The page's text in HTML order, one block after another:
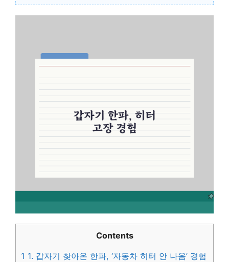
Contents
1 1. 갑자기 찾아온 한파, ‘자동차 히터 안 나옴’ 경험